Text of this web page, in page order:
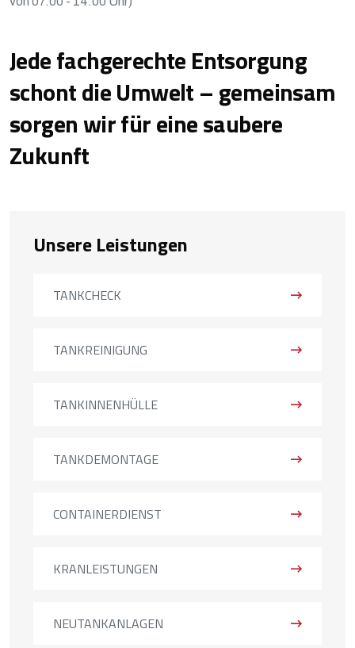
Unsere Leistungen
TANKCHECK
TANKREINIGUNG
TANKINNENHÜLLE
TANKDEMONTAGE
CONTAINERDIENST
KRANLEISTUNGEN
NEUTANKANLAGEN
Jede fachgerechte Entsorgung
schont die Umwelt – gemeinsam
sorgen wir für eine saubere
Zukunft